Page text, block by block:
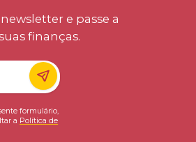
e passe a
finanças.
formulário,
a Política de